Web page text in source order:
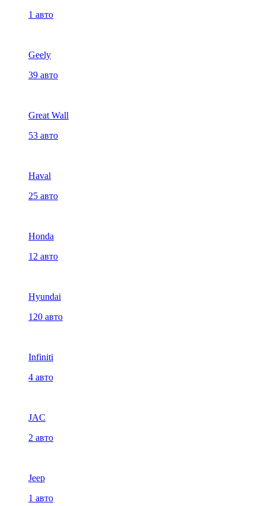
1 авто
Geely
39 авто
Great Wall
53 авто
Haval
25 авто
Honda
12 авто
Hyundai
120 авто
Infiniti
4 авто
JAC
2 авто
Jeep
1 авто